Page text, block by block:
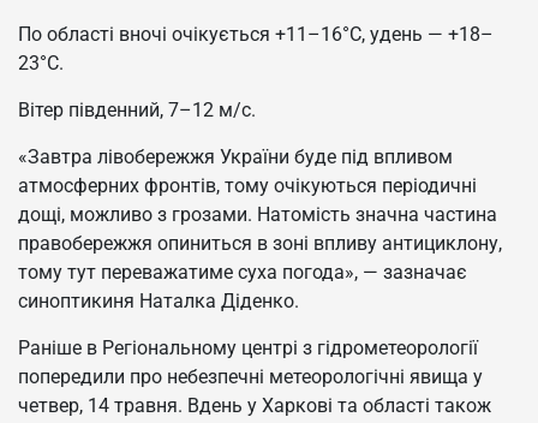
По області вночі очікується +11–16°C, удень — +18–
23°C.
Вітер південний, 7–12 м/с.
«Завтра лівобережжя України буде під впливом
атмосферних фронтів, тому очікуються періодичні
дощі, можливо з грозами. Натомість значна частина
правобережжя опиниться в зоні впливу антициклону,
тому тут переважатиме суха погода», — зазначає
синоптикиня Наталка Діденко.
Раніше в Регіональному центрі з гідрометеорології
попередили про небезпечні метеорологічні явища у
четвер, 14 травня. Вдень у Харкові та області також